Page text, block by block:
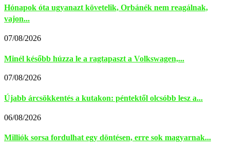
Hónapok óta ugyanazt követelik, Orbánék nem reagálnak,
vajon...
07/08/2026
Minél később húzza le a ragtapaszt a Volkswagen,...
07/08/2026
Újabb árcsökkentés a kutakon: péntektől olcsóbb lesz a...
06/08/2026
Milliók sorsa fordulhat egy döntésen, erre sok magyarnak...